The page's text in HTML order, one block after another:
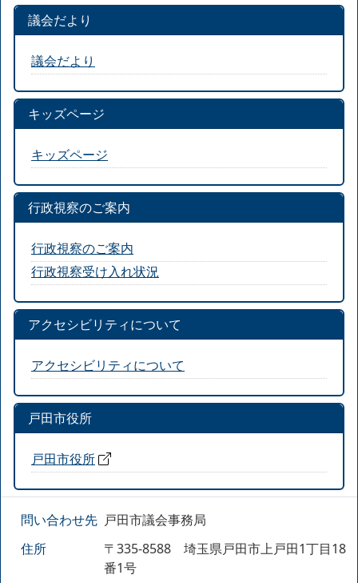
議会だより
議会だより
キッズページ
キッズページ
行政視察のご案内
行政視察のご案内
行政視察受け入れ状況
アクセシビリティについて
アクセシビリティについて
戸田市役所
戸田市役所
問い合わせ先 戸田市議会事務局
住所
〒335-8588 埼玉県戸田市上戸田1丁目18
番1号